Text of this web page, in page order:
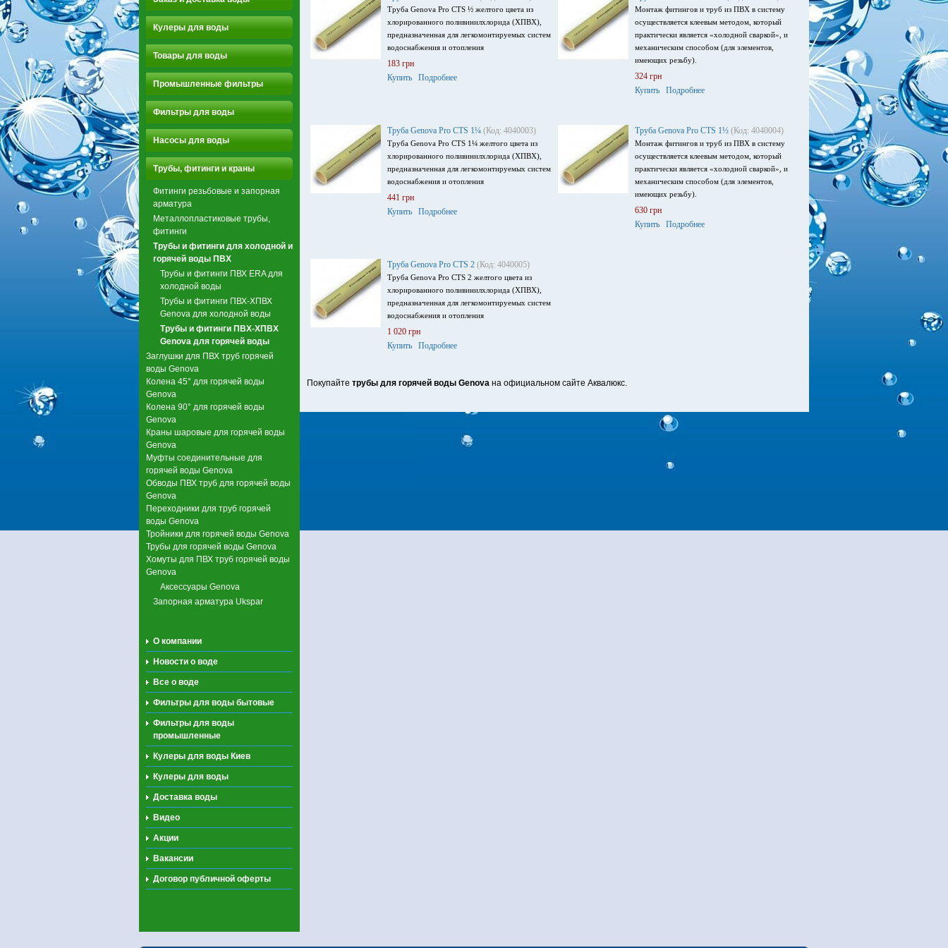
Кулеры для воды
Товары для воды
Промышленные фильтры
Фильтры для воды
Насосы для воды
Трубы, фитинги и краны
Фитинги резьбовые и запорная
арматура
Металлопластиковые трубы,
фитинги
Трубы и фитинги для холодной и
горячей воды ПВХ
Трубы и фитинги ПВХ ERA для
холодной воды
Трубы и фитинги ПВХ-ХПВХ
Genova для холодной воды
Трубы и фитинги ПВХ-ХПВХ
Genova для горячей воды
Заглушки для ПВХ труб горячей
воды Genova
Колена 45° для горячей воды
Genova
Колена 90° для горячей воды
Genova
Краны шаровые для горячей воды
Genova
Муфты соединительные для
горячей воды Genova
Обводы ПВХ труб для горячей воды
Genova
Переходники для труб горячей
воды Genova
Тройники для горячей воды Genova
Трубы для горячей воды Genova
Хомуты для ПВХ труб горячей воды
Genova
Аксессуары Genova
Запорная арматура Ukspar
О компании
Новости о воде
Все о воде
Фильтры для воды бытовые
Фильтры для воды
промышленные
Кулеры для воды Киев
Кулеры для воды
Доставка воды
Видео
Акции
Вакансии
Договор публичной оферты
Труба Genova Pro CTS ½ желтого цвета из
хлорированного поливинилхлорида (ХПВХ),
предназначенная для легкомонтируемых систем
водоснабжения и отопления
183 грн
Купить
Подробнее
Монтаж фитингов и труб из ПВХ в систему
осуществляется клеевым методом, который
практически является «холодной сваркой», и
механическим способом (для элементов,
имеющих резьбу).
324 грн
Купить
Подробнее
Труба Genova Pro CTS 1¼ (Код: 4040003)
Труба Genova Pro CTS 1¼ желтого цвета из
хлорированного поливинилхлорида (ХПВХ),
предназначенная для легкомонтируемых систем
водоснабжения и отопления
441 грн
Купить
Подробнее
Труба Genova Pro CTS 1½ (Код: 4040004)
Монтаж фитингов и труб из ПВХ в систему
осуществляется клеевым методом, который
практически является «холодной сваркой», и
механическим способом (для элементов,
имеющих резьбу).
630 грн
Купить
Подробнее
Труба Genova Pro CTS 2 (Код: 4040005)
Труба Genova Pro CTS 2 желтого цвета из
хлорированного поливинилхлорида (ХПВХ),
предназначенная для легкомонтируемых систем
водоснабжения и отопления
1 020 грн
Купить
Подробнее
Покупайте трубы для горячей воды Genova на официальном сайте Аквалюкс.